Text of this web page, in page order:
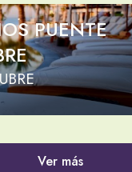
PUENTE
Ver más